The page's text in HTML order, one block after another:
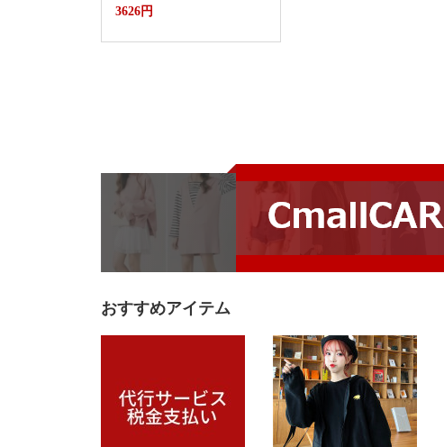
周礼服裙子婴儿夏装连衣裙蛋
3626円
おすすめアイテム